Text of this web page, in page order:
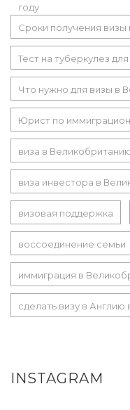
году
Сроки получения
Тест на туберкулез
Что нужно для визы в
Юрист по
виза в
виза инвестора в
визовая поддержка
воссоединение семьи
иммиграция в
сделать визу в
INSTAGRAM